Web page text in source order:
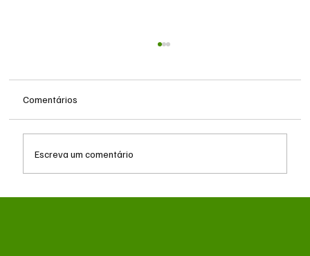
Comentários
Escreva um comentário